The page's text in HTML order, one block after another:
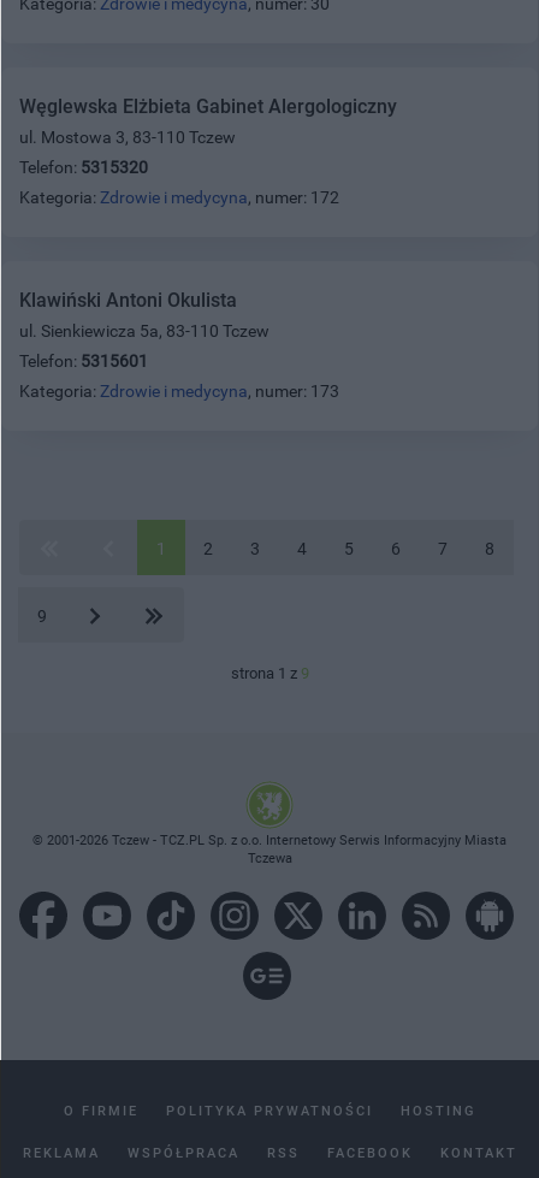
Węglewska Elżbieta Gabinet Alergologiczny
ul. Mostowa 3, 83-110 Tczew
Telefon: 5315320
Kategoria: Zdrowie i medycyna, numer: 172
Klawiński Antoni Okulista
ul. Sienkiewicza 5a, 83-110 Tczew
Telefon: 5315601
Kategoria: Zdrowie i medycyna, numer: 173
1 2 3 4 5 6 7 8
9
strona 1 z 9
© 2001-2026 Tczew - TCZ.PL Sp. z o.o. Internetowy Serwis Informacyjny Miasta
Tczewa
O FIRMIE POLITYKA PRYWATNOŚCI HOSTING
REKLAMA WSPÓŁPRACA RSS FACEBOOK KONTAKT